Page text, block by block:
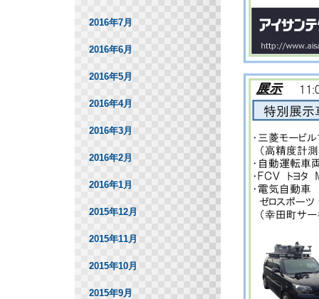
2016年7月
2016年6月
2016年5月
2016年4月
2016年3月
2016年2月
2016年1月
2015年12月
2015年11月
2015年10月
2015年9月